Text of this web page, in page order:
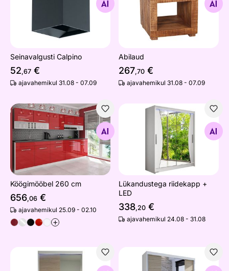
Seinavalgusti Calpino
52,67 €
ajavahemikul 31.08 - 07.09
Otsi sarnaseid
Abilaud
267,70 €
ajavahemikul 31.08 - 07.09
Köögimööbel 260 cm
Otsi sarnaseid
Köögimööbel 260 cm
656,06 €
ajavahemikul 25.09 - 02.10
+
Lükandustega riidekapp +
Otsi sarnaseid
Lükandustega riidekapp +
LED
338,20 €
ajavahemikul 24.08 - 31.08
Lükandustega riidekapp + LEDLükandustega riidekapp